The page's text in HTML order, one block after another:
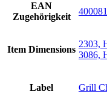
EAN
Zugehörigkeit
Item Dimensions
2303,
3086,
Label Grill